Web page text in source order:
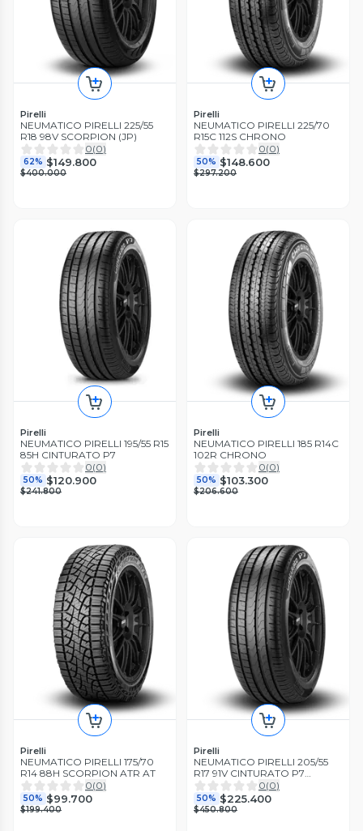
Pirelli
NEUMATICO PIRELLI 225/55
R18 98V SCORPION (JP)
0(0)
62% $149.800
$400.000
Pirelli
NEUMATICO PIRELLI 225/70
R15C 112S CHRONO
0(0)
50% $148.600
$297.200
Pirelli
NEUMATICO PIRELLI 195/55 R15
85H CINTURATO P7
0(0)
50% $120.900
$241.800
Pirelli
NEUMATICO PIRELLI 185 R14C
102R CHRONO
0(0)
50% $103.300
$206.600
Pirelli
NEUMATICO PIRELLI 175/70
R14 88H SCORPION ATR AT
0(0)
50% $99.700
$199.400
Pirelli
NEUMATICO PIRELLI 205/55
R17 91V CINTURATO P7
RUNFLAT *
0(0)
50% $225.400
$450.800